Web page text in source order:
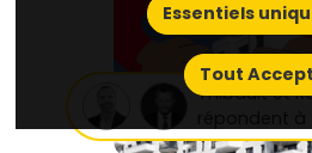
Thibault et
Essentiels
Tout